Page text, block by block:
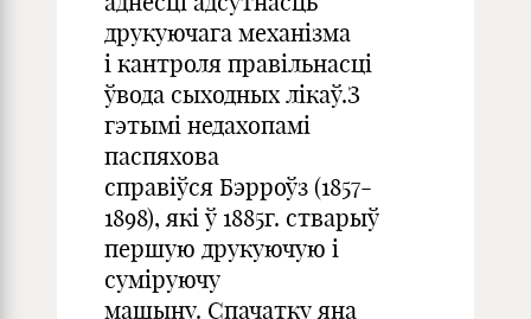
друкуючага механізма
і кантроля правільнасці
ўвода сыходных лікаў.З
гэтымі недахопамі
паспяхова
справіўся Бэрроўз (1857-
1898), які ў 1885г. стварыў
першую друкуючую і
суміруючу
машыну. Спачатку яна